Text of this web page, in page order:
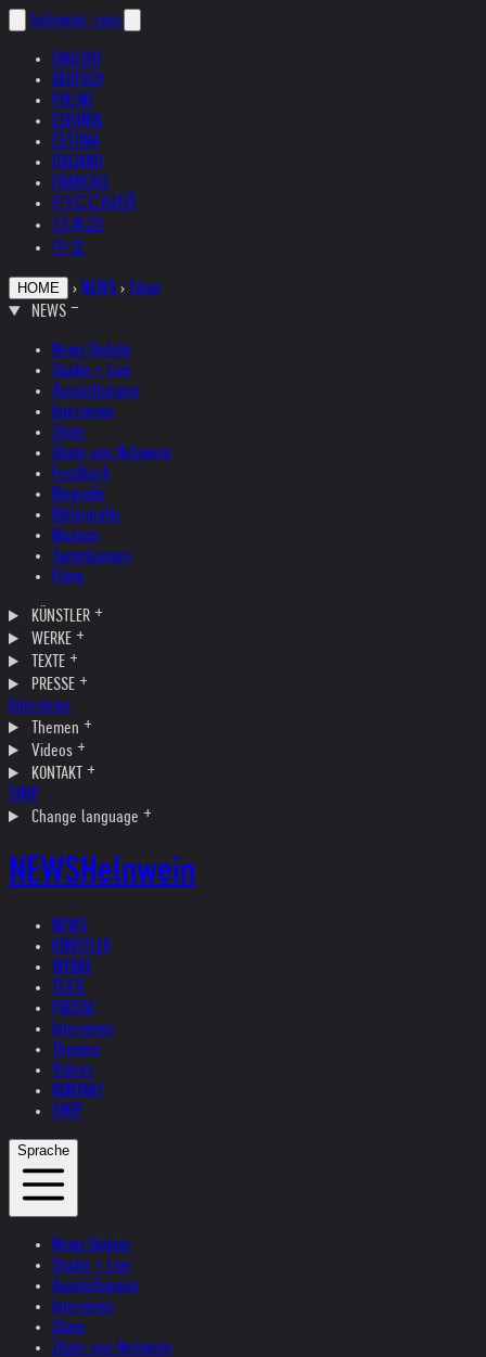
helnwein .com
ENGLISH
DEUTSCH
POLSKI
ESPAÑOL
ČEŠTINA
ITALIANO
FRANÇAIS
РУССКИЙ
日本語
中文
HOME › NEWS › Filme
NEWS
News Update
Studio + Live
Ausstellungen
Interviews
Zitate
Zitate von Helnwein
Feedback
Biografie
Bibliografie
Museen
Sammlungen
Filme
KÜNSTLER
WERKE
TEXTE
PRESSE
Interviews
Themen
Videos
KONTAKT
SHOP
Change language
NEWSHelnwein
NEWS
KÜNSTLER
WERKE
TEXTE
PRESSE
Interviews
Themen
Videos
KONTAKT
SHOP
Sprache
News Update
Studio + Live
Ausstellungen
Interviews
Zitate
Zitate von Helnwein